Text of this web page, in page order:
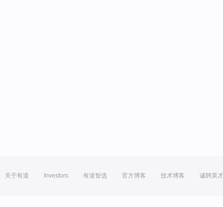
关于有道 Investors 有道智选 官方博客 技术博客 诚聘英才